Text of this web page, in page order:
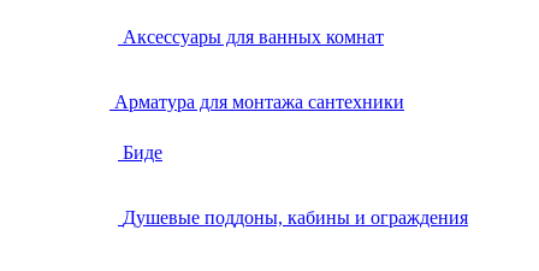
Аксессуары для ванных комнат
Арматура для монтажа сантехники
Биде
Душевые поддоны, кабины и ограждения